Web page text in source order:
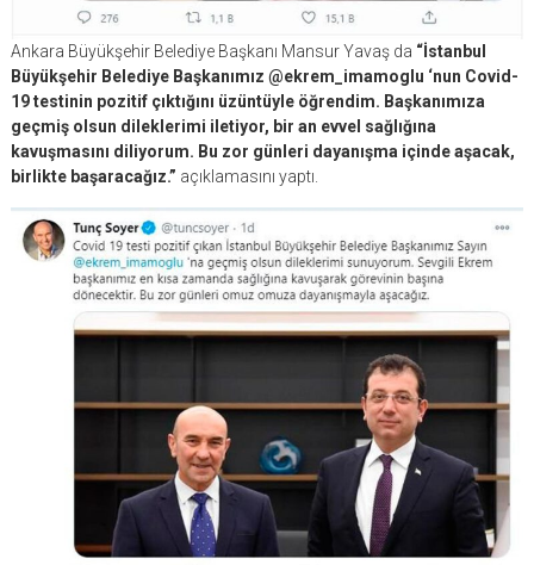
Ankara Büyükşehir Belediye Başkanı Mansur Yavaş da “İstanbul
Büyükşehir Belediye Başkanımız @ekrem_imamoglu ‘nun Covid-
19 testinin pozitif çıktığını üzüntüyle öğrendim. Başkanımıza
geçmiş olsun dileklerimi iletiyor, bir an evvel sağlığına
kavuşmasını diliyorum. Bu zor günleri dayanışma içinde aşacak,
birlikte başaracağız.” açıklamasını yaptı.